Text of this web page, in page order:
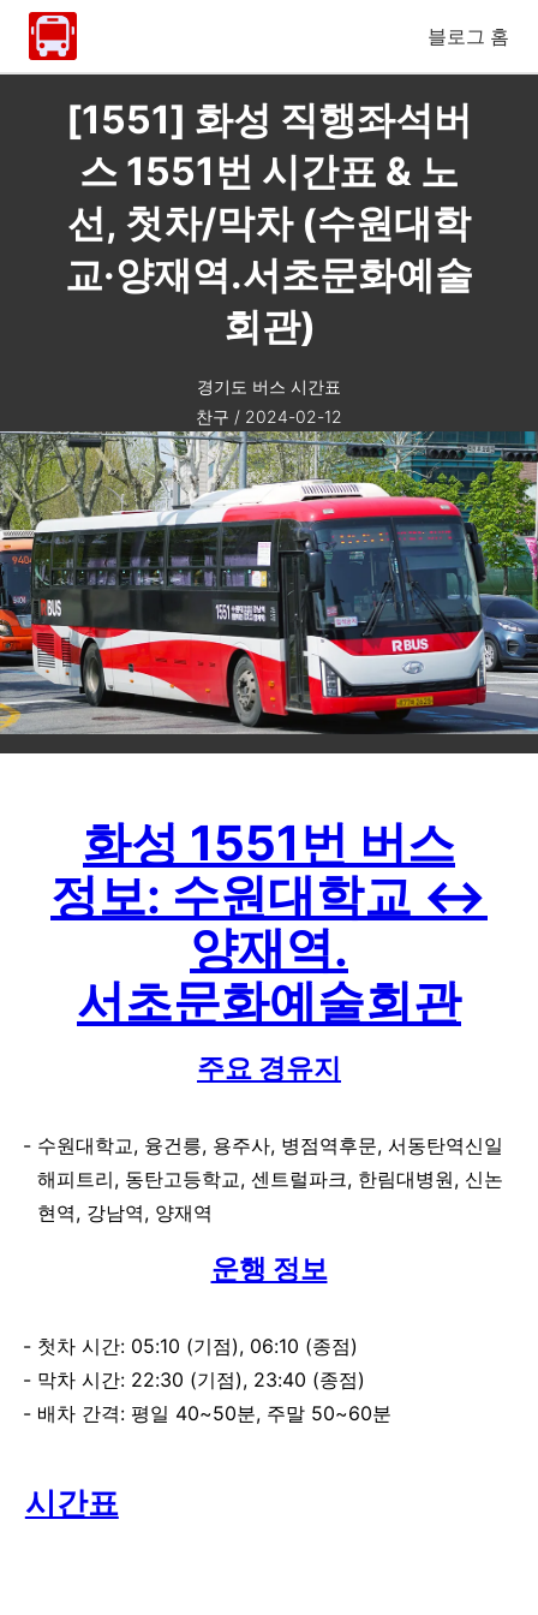
블로그 홈
[1551] 화성 직행좌석버
스 1551번 시간표 & 노
선, 첫차/막차 (수원대학
교·양재역.서초문화예술
회관)
경기도 버스 시간표
찬구 / 2024-02-12
화성 1551번 버스
정보: 수원대학교 ↔
양재역.
서초문화예술회관
주요 경유지
수원대학교, 융건릉, 용주사, 병점역후문, 서동탄역신일
해피트리, 동탄고등학교, 센트럴파크, 한림대병원, 신논
현역, 강남역, 양재역
운행 정보
첫차 시간: 05:10 (기점), 06:10 (종점)
막차 시간: 22:30 (기점), 23:40 (종점)
배차 간격: 평일 40~50분, 주말 50~60분
시간표